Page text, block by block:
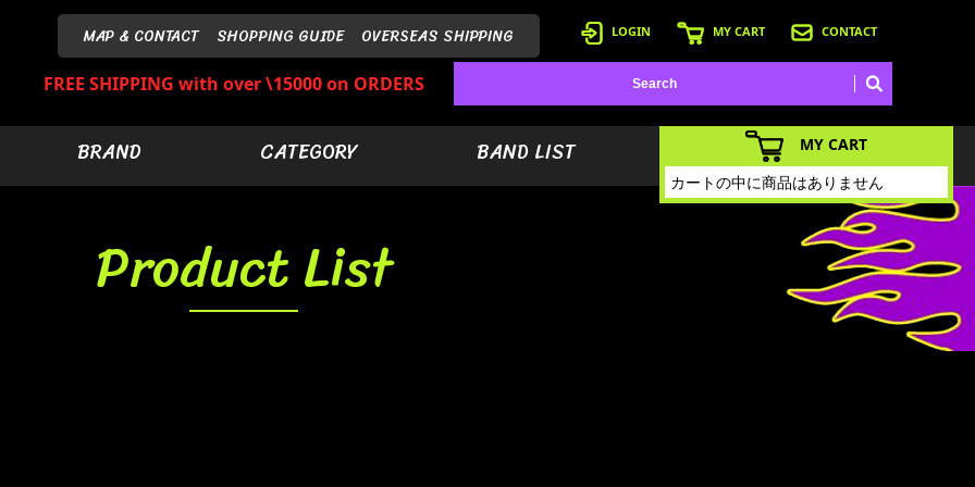
MAP & CONTACT SHOPPING GUIDE OVERSEAS SHIPPING LOGIN MY CART CONTACT
FREE SHIPPING with over \15000 on ORDERS
BRAND CATEGORY BAND LIST
Product List
MY CART
カートの中に商品はありません